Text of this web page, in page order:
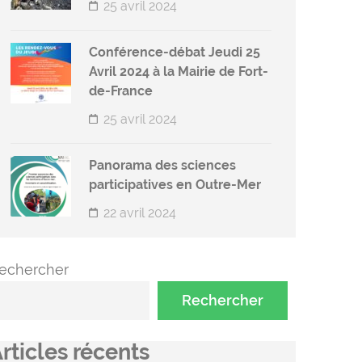
25 avril 2024
Conférence-débat Jeudi 25
Avril 2024 à la Mairie de Fort-
de-France
25 avril 2024
Panorama des sciences
participatives en Outre-Mer
22 avril 2024
Rechercher
récents